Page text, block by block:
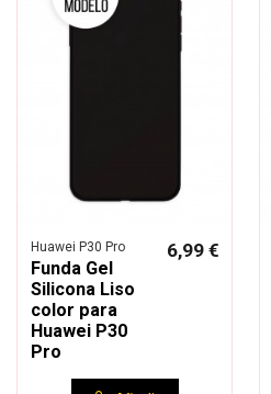
Huawei P30 Pro
Funda Gel
Silicona Liso
color para
Huawei P30
Pro
6,99 €